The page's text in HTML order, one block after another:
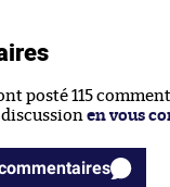
posté 115
en vous
les 115 commentaires